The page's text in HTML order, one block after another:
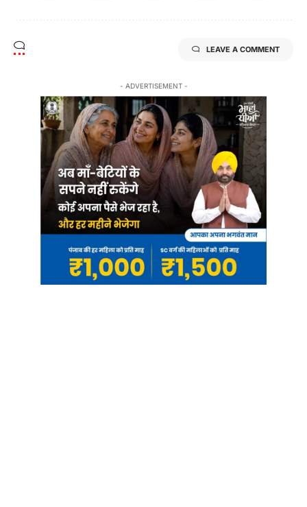
LEAVE A COMMENT
- ADVERTISEMENT -